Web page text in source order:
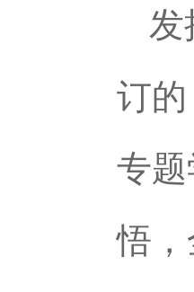
发
订
专
悟